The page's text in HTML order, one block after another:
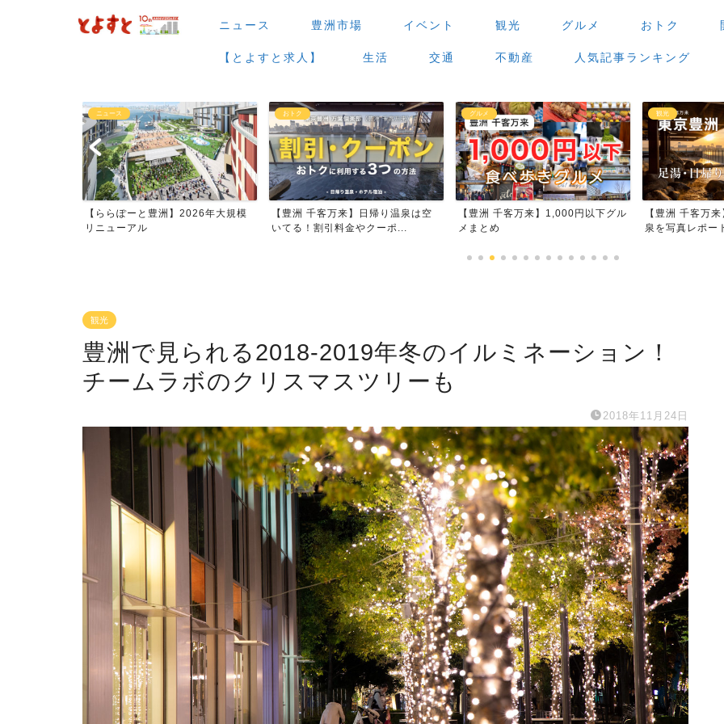
ニュース 豊洲市場 イベント 観光 グルメ おトク
【とよすと求人】 生活 交通 不動産 人気記事ランキング
おトク
【豊洲 千客万来】日帰り温泉は空
いてる！割引料金やクーポ...
グルメ
【豊洲 千客万来】1,000円以下グル
メまとめ
観光
【豊洲 千客万来】足湯・日帰り温
泉を写真レポート
グルメ
【豊洲 千客万
場」で食べ歩き
観光
豊洲で見られる2018-2019年冬のイルミネーション！
チームラボのクリスマスツリーも
2018年11月24日